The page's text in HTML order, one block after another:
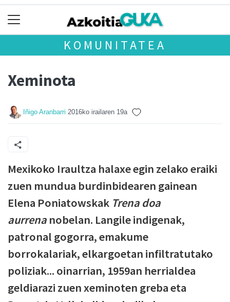
KOMUNITATEA
Xeminota
Iñigo Aranbarri 2016ko irailaren 19a
Mexikoko Iraultza halaxe egin zelako eraiki
zuen mundua burdinbidearen gainean
Elena Poniatowskak Trena doa
aurrena nobelan. Langile indigenak,
patronal gogorra, emakume
borrokalariak, elkargoetan infiltratutako
poliziak... oinarrian, 1959an herrialdea
geldiarazi zuen xeminoten greba eta